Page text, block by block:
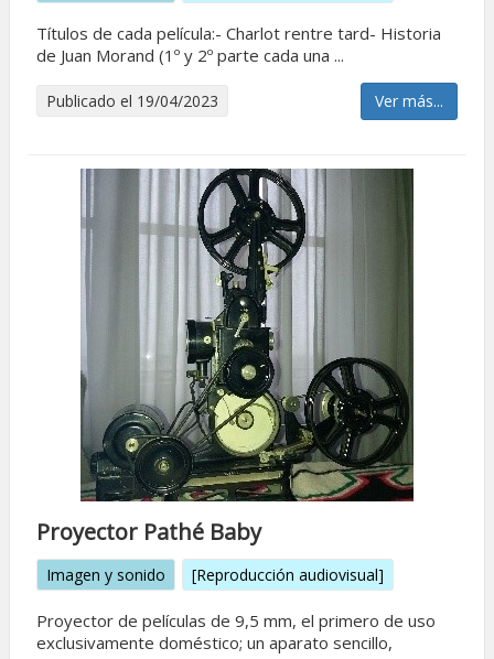
Títulos de cada película:- Charlot rentre tard- Historia
de Juan Morand (1º y 2º parte cada una ...
Publicado el 19/04/2023 Ver más...
Proyector Pathé Baby
Imagen y sonido [Reproducción audiovisual]
Proyector de películas de 9,5 mm, el primero de uso
exclusivamente doméstico; un aparato sencillo,